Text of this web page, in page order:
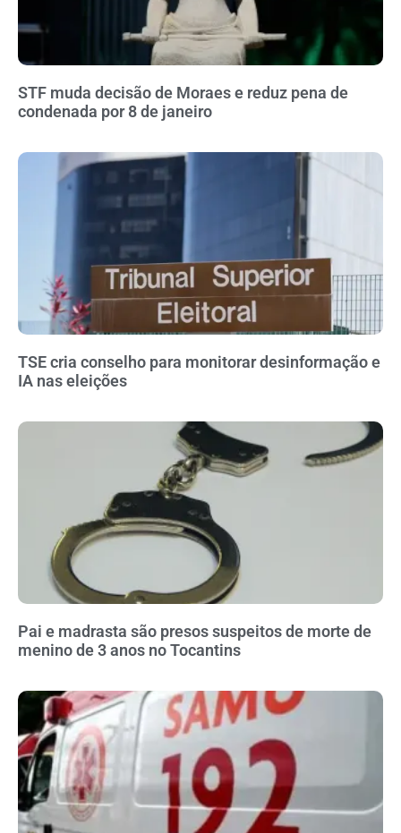
STF muda decisão de Moraes e reduz pena de
condenada por 8 de janeiro
TSE cria conselho para monitorar desinformação e
IA nas eleições
Pai e madrasta são presos suspeitos de morte de
menino de 3 anos no Tocantins